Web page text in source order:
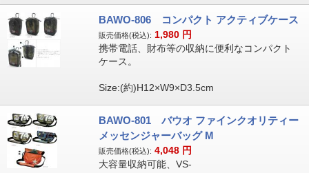
BAWO-806 コンパクト アクティブケース
販売価格(税込): 1,980 円
携帯電話、財布等の収納に便利なコンパクト
ケース。
Size:(約)H12×W9×D3.5cm
BAWO-801 バウオ ファインクオリティー
メッセンジャーバッグ M
販売価格(税込): 4,048 円
大容量収納可能、VS-